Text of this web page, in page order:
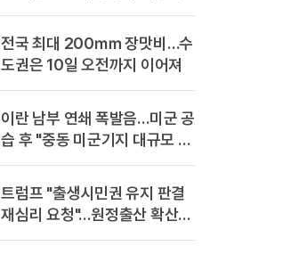
사업보고서에 담는다
전국 최대 200㎜ 장맛비…수
도권은 10일 오전까지 이어져
이란 남부 연쇄 폭발음…미군 공
습 후 "중동 미군기지 대규모 보
복" 경고
트럼프 "출생시민권 유지 판결
재심리 요청"…원정출산 확산
주장